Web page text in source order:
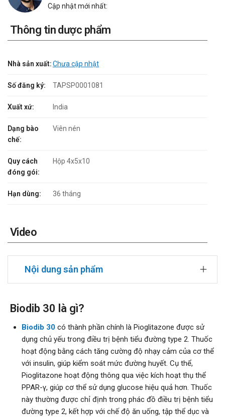
Cập nhật mới nhất:
Thông tin dược phẩm
Nhà sản xuất:Chưa cập nhật
Số đăng ký: TAPSP0001081
Xuất xứ: India
Dạng bào
chế:
Viên nén
Quy cách
đóng gói:
Hộp 4x5x10
Hạn dùng: 36 tháng
Video
Nội dung sản phẩm
Biodib 30 là gì?
Biodib 30có thành phần chính là Pioglitazone được sử
dụng chủ yếu trong điều trị bệnh tiểu đường type 2. Thuốc
hoạt động bằng cách tăng cường độ nhạy cảm của cơ thể
với insulin, giúp kiểm soát mức đường huyết. Cụ thể,
Pioglitazone hoạt động thông qua việc kích hoạt thụ thể
PPAR-γ, giúp cơ thể sử dụng glucose hiệu quả hơn. Thuốc
này thường được chỉ định trong phác đồ điều trị bệnh tiểu
đường type 2, kết hợp với chế độ ăn uống, tập thể dục và